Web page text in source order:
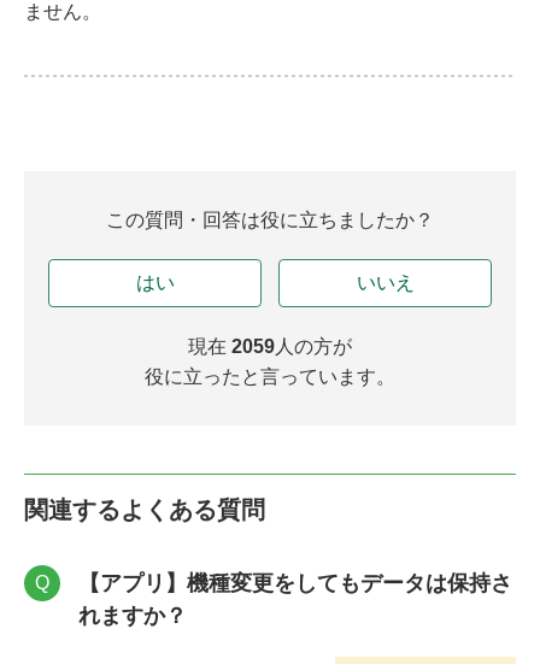
ません。
この質問・回答は役に立ちましたか？
はい いいえ
現在 2059 人の方が
役に立ったと言っています。
関連するよくある質問
Q
【アプリ】機種変更をしてもデータは保持さ
れますか？